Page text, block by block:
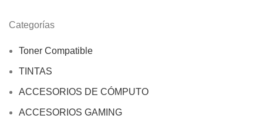
Categorías
Toner Compatible
TINTAS
ACCESORIOS DE CÓMPUTO
ACCESORIOS GAMING